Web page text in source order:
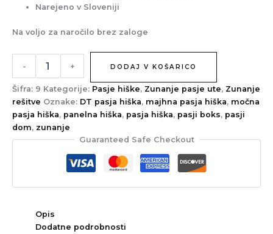
Narejeno v Sloveniji
Na voljo za naročilo brez zaloge
- + DODAJ V KOŠARICO
Šifra: 9 Kategorije: Pasje hiške, Zunanje pasje ute, Zunanje
rešitve Oznake: DT pasja hiška, majhna pasja hiška, močna
pasja hiška, panelna hiška, pasja hiška, pasji boks, pasji
dom, zunanje
Guaranteed Safe Checkout
Opis
Dodatne podrobnosti